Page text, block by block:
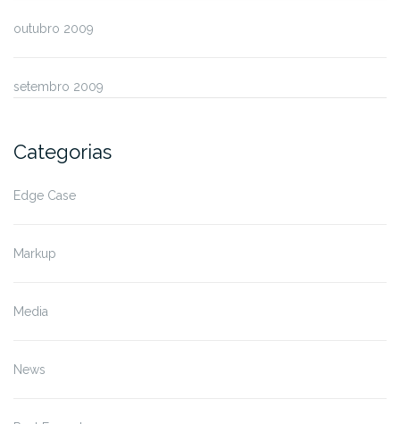
outubro 2009
setembro 2009
Categorias
Edge Case
Markup
Media
News